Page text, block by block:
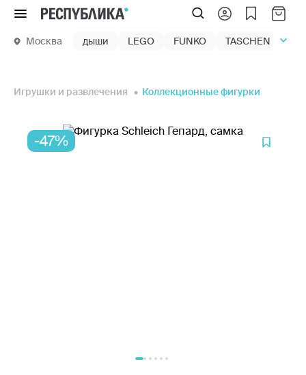
Меню
Москва дыши LEGO FUNKO TASCHEN
Игрушки и развлечения Коллекционные фигурки
-47%